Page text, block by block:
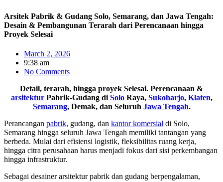
Arsitek Pabrik & Gudang Solo, Semarang, dan Jawa Tengah:
Desain & Pembangunan Terarah dari Perencanaan hingga
Proyek Selesai
March 2, 2026
9:38 am
No Comments
Detail, terarah, hingga proyek Selesai. Perencanaan &
arsitekturPabrik-Gudang di SoloRaya, Sukoharjo, Klaten,
Semarang, Demak, dan Seluruh Jawa Tengah.
Perancangan pabrik, gudang, dan kantor komersial di Solo,
Semarang hingga seluruh Jawa Tengah memiliki tantangan yang
berbeda. Mulai dari efisiensi logistik, fleksibilitas ruang kerja,
hingga citra perusahaan harus menjadi fokus dari sisi perkembangan
hingga infrastruktur.
Sebagai desainer arsitektur pabrik dan gudang berpengalaman,